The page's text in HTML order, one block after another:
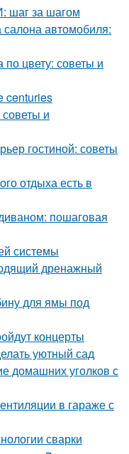
шаг за шагом
салона автомобиля:
по цвету: советы и
centuries
и
гостиной: советы
отдыха есть в
пошаговая
системы
дренажный
для ямы под
концерты
уютный сад
домашних уголков с
в гараже с
сварки